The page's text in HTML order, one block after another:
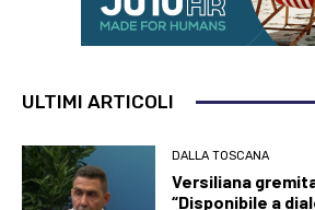
ULTIMI ARTICOLI
DALLA TOSCANA
Versiliana
“Disponibile a